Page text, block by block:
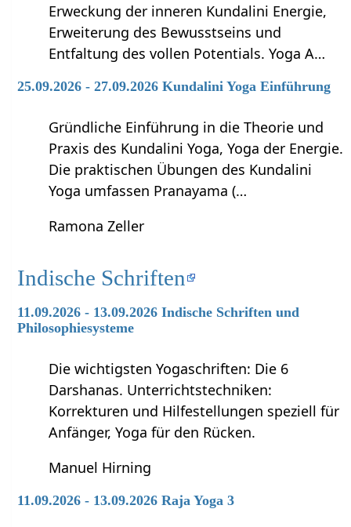
Erweckung der inneren Kundalini Energie,
Erweiterung des Bewusstseins und
Entfaltung des vollen Potentials. Yoga A…
25.09.2026 - 27.09.2026 Kundalini Yoga Einführung
Gründliche Einführung in die Theorie und
Praxis des Kundalini Yoga, Yoga der Energie.
Die praktischen Übungen des Kundalini
Yoga umfassen Pranayama (…
Ramona Zeller
Indische Schriften
11.09.2026 - 13.09.2026 Indische Schriften und
Philosophiesysteme
Die wichtigsten Yogaschriften: Die 6
Darshanas. Unterrichtstechniken:
Korrekturen und Hilfestellungen speziell für
Anfänger, Yoga für den Rücken.
Manuel Hirning
11.09.2026 - 13.09.2026 Raja Yoga 3